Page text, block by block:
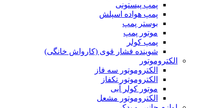
پمپ پیستونی
پمپ هواده اسپلش
بوستر پمپ
موتور پمپ
پمپ کولر
شوینده فشار قوی (کارواش خانگی)
الکتروموتور
الکتروموتور سه فاز
الکتروموتور تکفاز
موتور کولر آبی
الکتروموتور مشعل